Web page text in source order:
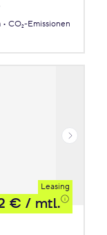
CO₂-Emissionen
Leasing
€ / mtl.